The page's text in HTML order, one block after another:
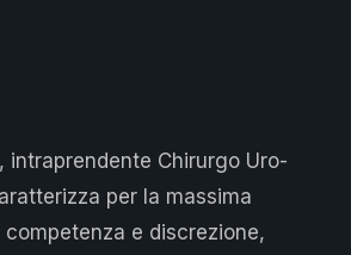
intraprendente Chirurgo Uro-
per la massima
e discrezione,